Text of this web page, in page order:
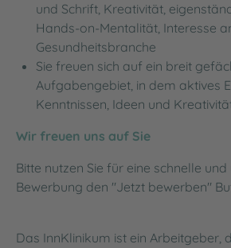
und Schrift, Kreativität,
Hands-on-Mentalität, Interesse
Gesundheitsbranche
Sie freuen sich auf ein breit
Aufgabengebiet, in dem aktives
Kenntnissen, Ideen und
Wir freuen uns auf Sie
Bitte nutzen Sie für eine schnelle
Bewerbung den "Jetzt bewerben"
Das InnKlinikum ist ein Arbeitgeber,